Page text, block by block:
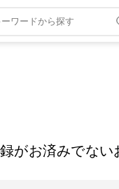
がお済みでない